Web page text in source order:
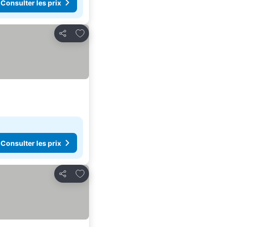
Consulter les prix
Partager
Ajouter à mes favoris
Consulter les prix
Partager
Ajouter à mes favoris